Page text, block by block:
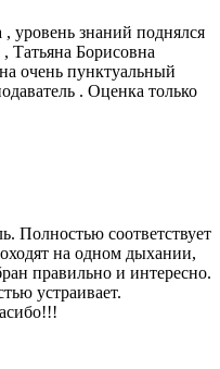
уровень знаний поднялся
Татьяна Борисовна
очень пунктуальный
. Оценка только
Полностью соответствует
на одном дыхании,
правильно и интересно.
устраивает.